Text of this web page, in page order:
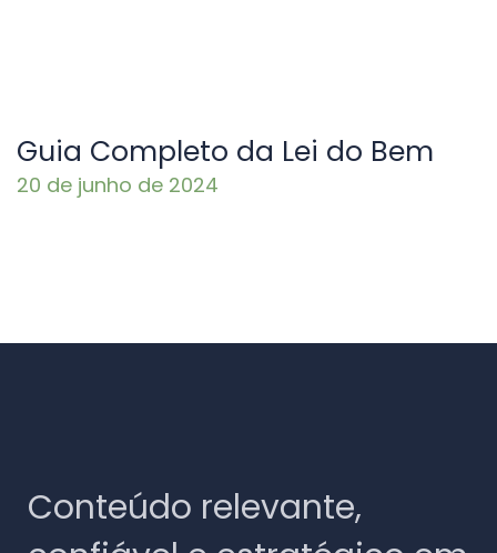
20 de junho de 2024
Guia Completo da Lei do Bem
Conteúdo relevante,